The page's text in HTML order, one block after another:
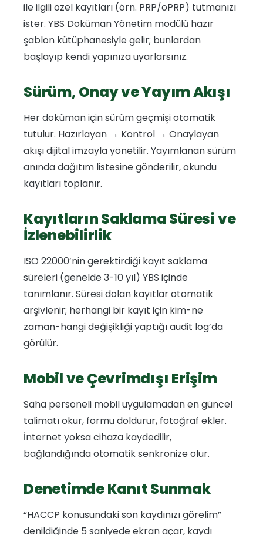
ile ilgili özel kayıtları (örn. PRP/oPRP) tutmanızı
ister. YBS Doküman Yönetim modülü hazır
şablon kütüphanesiyle gelir; bunlardan
başlayıp kendi yapınıza uyarlarsınız.
Sürüm, Onay ve Yayım Akışı
Her doküman için sürüm geçmişi otomatik
tutulur. Hazırlayan → Kontrol → Onaylayan
akışı dijital imzayla yönetilir. Yayımlanan sürüm
anında dağıtım listesine gönderilir, okundu
kayıtları toplanır.
Kayıtların Saklama Süresi ve
İzlenebilirlik
ISO 22000’nin gerektirdiği kayıt saklama
süreleri (genelde 3-10 yıl) YBS içinde
tanımlanır. Süresi dolan kayıtlar otomatik
arşivlenir; herhangi bir kayıt için kim-ne
zaman-hangi değişikliği yaptığı audit log’da
görülür.
Mobil ve Çevrimdışı Erişim
Saha personeli mobil uygulamadan en güncel
talimatı okur, formu doldurur, fotoğraf ekler.
İnternet yoksa cihaza kaydedilir,
bağlandığında otomatik senkronize olur.
Denetimde Kanıt Sunmak
“HACCP konusundaki son kaydınızı görelim”
denildiğinde 5 saniyede ekran açar, kaydı